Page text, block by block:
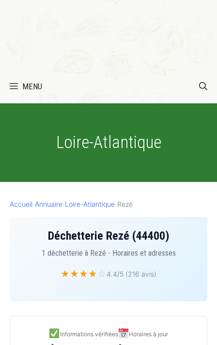
MENU
Loire-Atlantique
Accueil›Annuaire›Loire-Atlantique›Rezé
Déchetterie Rezé (44400)
1 déchetterie à Rezé - Horaires et adresses
★★★★ ☆ 4.4/5 (216 avis)
Informations vérifiées Horaires à jour